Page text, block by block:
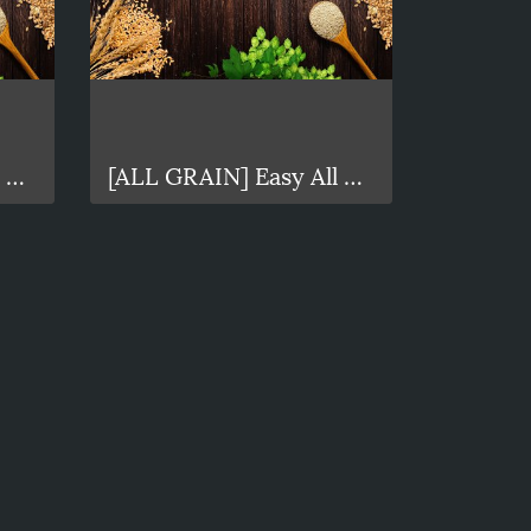
[ALL GRAIN] Easy All grain Amber 20L [ALL GRAIN] Easy All grain Porter 10L